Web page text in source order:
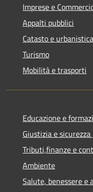
Imprese e
Appalti pubblici
Catasto e urbanistica
Turismo
Mobilità e trasporti
Educazione e
Giustizia e
Tributi,finanze e
Ambiente
Salute, benessere e